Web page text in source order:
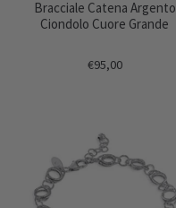
Bracciale Catena Argento
Ciondolo Cuore Grande
€95,00